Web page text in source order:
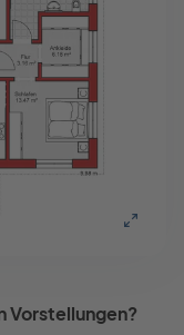
Vorstellungen?